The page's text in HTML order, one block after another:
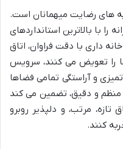
های رضایت میهمانان است.
با بالاترین استانداردهای
داری با دقت فراوان، اتاق
را تعویض می کنند، سرویس
و آراستگی تمامی فضاها
و دقیق، تضمین می کند
مرتب، و دلپذیر روبرو
کنند.